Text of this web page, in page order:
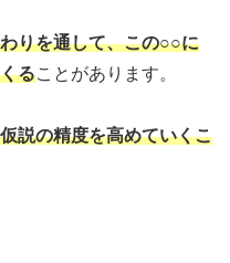
りを通して、この○○に
ることがあります。
説の精度を高めていくこ